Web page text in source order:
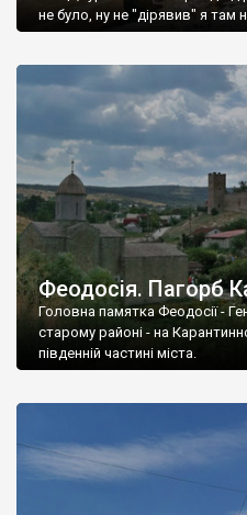
не було, ну не "дірявив" я там
Феодосія. Пагорб
Головна памятка Феодосії -
старому районі - на
південній частині міста.